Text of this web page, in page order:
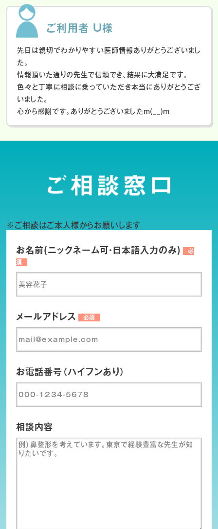
ご利用者 U様
先日は親切でわかりやすい医師情報ありがとうございまし
た。
情報頂いた通りの先生で信頼でき、結果に大満足です。
色々と丁寧に相談に乗っていただき本当にありがとうござ
いました。
心から感謝です。ありがとうございましたm(__)m
※ご相談はご本人様からお願いします
お名前(ニックネーム可・日本語入力のみ)
必
須
メールアドレス 必須
お電話番号（ハイフンあり）
相談内容